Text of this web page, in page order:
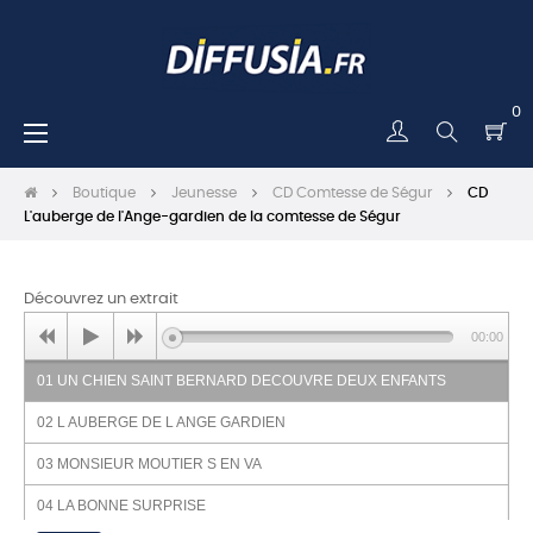
0
Basculer
☰
Boutique Jeunesse CD Comtesse de Ségur
CD
L'auberge de l'Ange-gardien de la comtesse de Ségur
Découvrez un extrait
01 UN CHIEN SAINT BERNARD DECOUVRE DEUX ENFANTS
02 L AUBERGE DE L ANGE GARDIEN
03 MONSIEUR MOUTIER S EN VA
04 LA BONNE SURPRISE
00:00